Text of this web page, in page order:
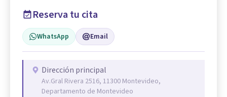
Reserva tu cita
WhatsApp Email
Dirección principal
Av.Gral Rivera 2516, 11300 Montevideo,
Departamento de Montevideo